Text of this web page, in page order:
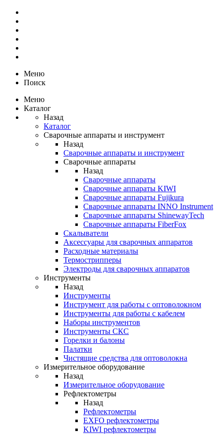
Меню
Поиск
Меню
Каталог
Назад
Каталог
Сварочные аппараты и инструмент
Назад
Сварочные аппараты и инструмент
Сварочные аппараты
Назад
Сварочные аппараты
Сварочные аппараты KIWI
Сварочные аппараты Fujikura
Сварочные аппараты INNO Instrument
Сварочные аппараты ShinewayTech
Cварочные аппараты FiberFox
Скалыватели
Аксессуары для сварочных аппаратов
Расходные материалы
Термострипперы
Электроды для сварочных аппаратов
Инструменты
Назад
Инструменты
Инструмент для работы с оптоволокном
Инструменты для работы с кабелем
Наборы инструментов
Инструменты СКС
Горелки и балоны
Палатки
Чистящие средства для оптоволокна
Измерительное оборудование
Назад
Измерительное оборудование
Рефлектометры
Назад
Рефлектометры
EXFO рефлектометры
KIWI рефлектометры